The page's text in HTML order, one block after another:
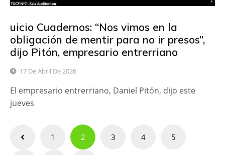
uicio Cuadernos: “Nos vimos en la
obligación de mentir para no ir presos”,
dijo Pitón, empresario entrerriano
17 De Abril De 2026
El empresario entrerriano, Daniel Pitón, dijo este
jueves
Paginación
1 2 3 4 5